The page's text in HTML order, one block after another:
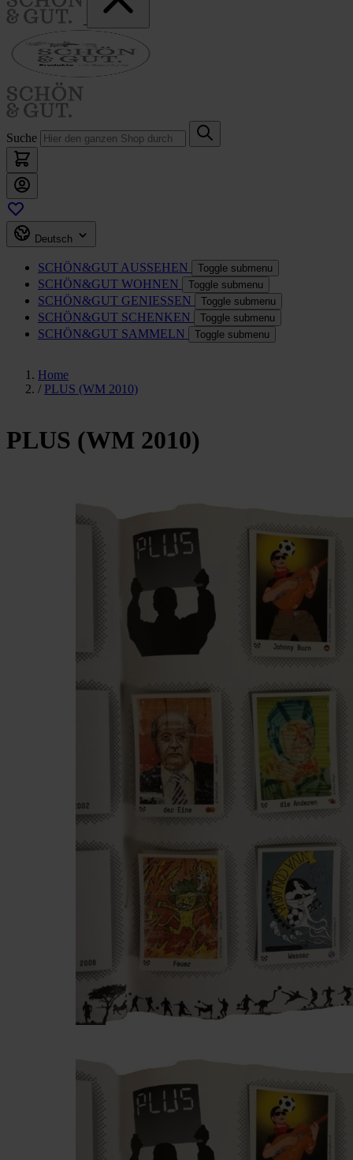
Suche
Deutsch
SCHÖN&GUT AUSSEHEN Toggle submenu
SCHÖN&GUT WOHNEN Toggle submenu
SCHÖN&GUT GENIESSEN Toggle submenu
SCHÖN&GUT SCHENKEN Toggle submenu
SCHÖN&GUT SAMMELN Toggle submenu
Home
/ PLUS (WM 2010)
PLUS (WM 2010)